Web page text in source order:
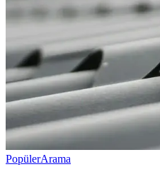
PopülerArama